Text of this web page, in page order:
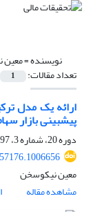
نویسنده =
تعداد مقالات: 1
ارائه یک مدل
پیش‎بینی بازار سهام
دوره 20، شماره 3، 1397، صفحه
معین نیکوسخن
مشاهده مقاله